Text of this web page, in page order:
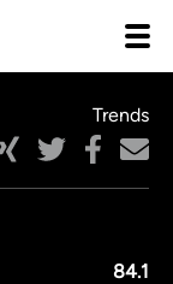
Trends
84.1